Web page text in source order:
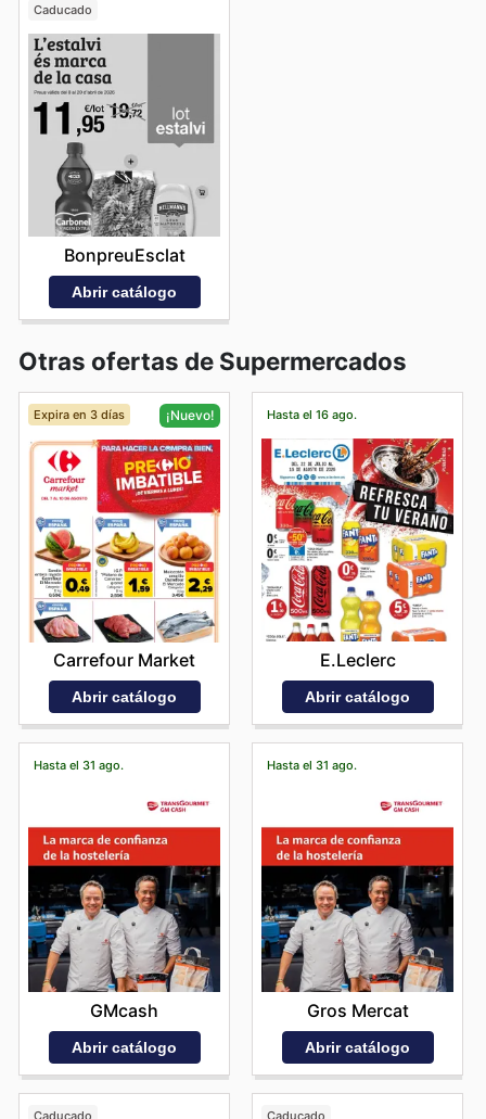
Caducado
BonpreuEsclat
Abrir catálogo
Otras ofertas de Supermercados
Expira en 3 días ¡Nuevo!
Carrefour Market
Abrir catálogo
Hasta el 16 ago.
E.Leclerc
Abrir catálogo
Hasta el 31 ago.
GMcash
Abrir catálogo
Hasta el 31 ago.
Gros Mercat
Abrir catálogo
Caducado Caducado